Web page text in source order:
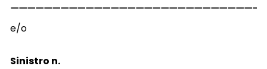
e/o
Sinistro n.